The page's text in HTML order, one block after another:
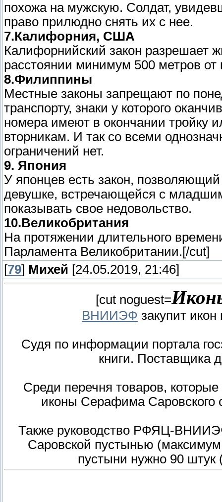
похожа на мужскую. Солдат,
право прилюдно снять их с нее.
7.Калифорния, США
Калифорнийский закон разрешает
расстоянии минимум 500 метров от
8.Филиппины
Местные законы запрещают по
транспорту, знаки у которого
номера имеют в окончании тройку
вторникам. И так со всеми
ограничений нет.
9. Япония
У японцев есть закон,
девушке, встречающейся с
показывать свое недовольство.
10.Великобритания
На протяжении длительного
Парламента Великобритании.[/cut]
[79] Михей [24.05.2019, 21:46]
[cut noguest=
ВНИИЭФ закупит
Судя по информации портала
книги. Поставщика
Среди перечня товаров,
иконы Серафима Саровского
Также руководство РФЯЦ-
Саровской пустынью
пустыни нужно 90 штук